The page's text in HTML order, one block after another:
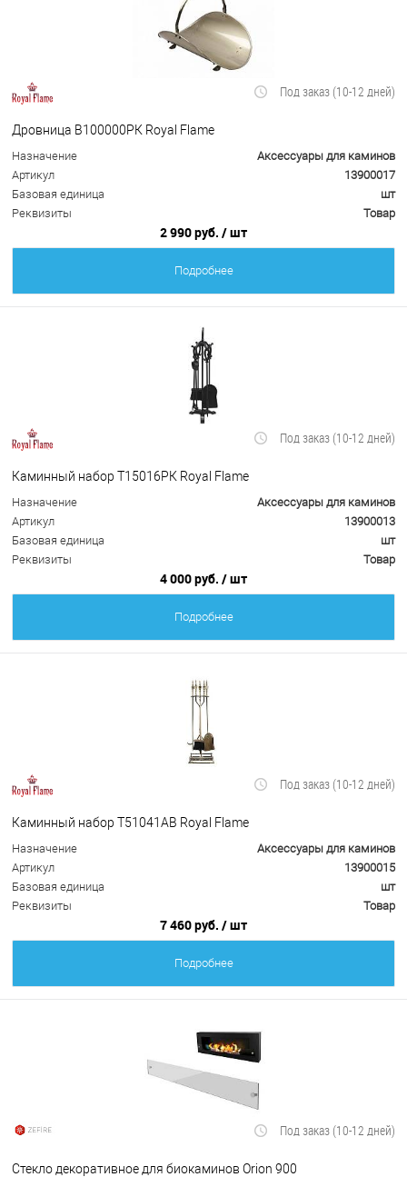
Под заказ (10-12 дней)
Дровница В100000РК Royal Flame
Назначение
Аксессуары для каминов
Артикул
13900017
Базовая единица
шт
Реквизиты
Товар
2 990 руб. / шт
Подробнее
Под заказ (10-12 дней)
Каминный набор Т15016РК Royal Flame
Назначение
Аксессуары для каминов
Артикул
13900013
Базовая единица
шт
Реквизиты
Товар
4 000 руб. / шт
Подробнее
Под заказ (10-12 дней)
Каминный набор Т51041АВ Royal Flame
Назначение
Аксессуары для каминов
Артикул
13900015
Базовая единица
шт
Реквизиты
Товар
7 460 руб. / шт
Подробнее
Под заказ (10-12 дней)
Стекло декоративное для биокаминов Orion 900